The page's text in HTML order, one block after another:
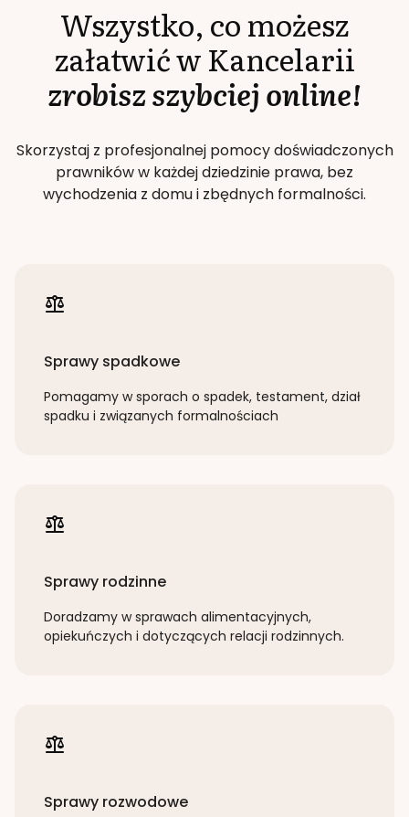
Wszystko, co możesz
załatwić w Kancelarii
zrobisz szybciej online!
Skorzystaj z profesjonalnej pomocy doświadczonych
prawników w każdej dziedzinie prawa, bez
wychodzenia z domu i zbędnych formalności.
Sprawy spadkowe
Pomagamy w sporach o spadek, testament, dział
spadku i związanych formalnościach
Sprawy rodzinne
Doradzamy w sprawach alimentacyjnych,
opiekuńczych i dotyczących relacji rodzinnych.
Sprawy rozwodowe